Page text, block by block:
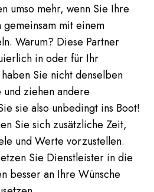
umso mehr, wenn Sie Ihre
mit einem
Warum? Diese Partner
in oder für Ihr
Sie nicht denselben
und ziehen andere
sie also unbedingt ins Boot!
Sie sich zusätzliche Zeit,
und Werte vorzustellen.
Sie Dienstleister in die
besser an Ihre Wünsche